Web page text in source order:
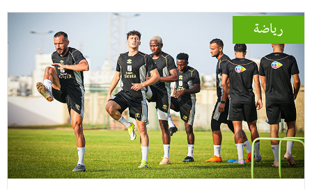
رياضة